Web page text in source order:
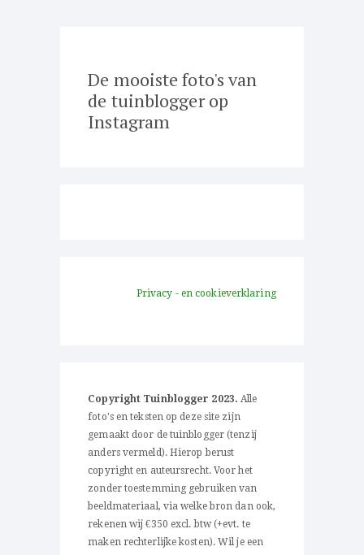
De mooiste foto's van
de tuinblogger op
Instagram
Privacy - en cookieverklaring
Copyright Tuinblogger 2023. Alle
foto's en teksten op deze site zijn
gemaakt door de tuinblogger (tenzij
anders vermeld). Hierop berust
copyright en auteursrecht. Voor het
zonder toestemming gebruiken van
beeldmateriaal, via welke bron dan ook,
rekenen wij €350 excl. btw (+evt. te
maken rechterlijke kosten). Wil je een